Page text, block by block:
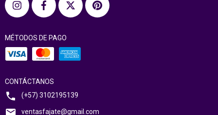
MÉTODOS DE PAGO
CONTÁCTANOS
(+57) 3102195139
ventasfajate@gmail.com